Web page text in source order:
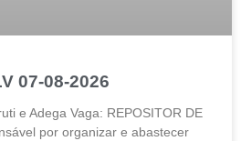
07-08-2026
e Adega Vaga: REPOSITOR DE
por organizar e abastecer